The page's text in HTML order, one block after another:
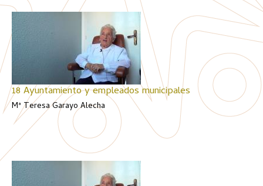
18 Ayuntamiento y empleados municipales
Mª Teresa Garayo Alecha